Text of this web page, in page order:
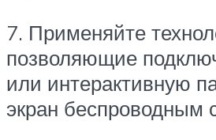
7. Применяйте
позволяющие
или интерактивную
экран беспроводным